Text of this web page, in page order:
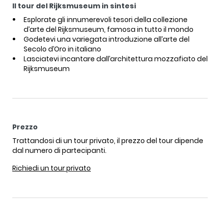
Il tour del Rijksmuseum in sintesi
Esplorate gli innumerevoli tesori della collezione
d’arte del Rijksmuseum, famosa in tutto il mondo
Godetevi una variegata introduzione all’arte del
Secolo d’Oro in italiano
Lasciatevi incantare dall’architettura mozzafiato del
Rijksmuseum
Prezzo
Trattandosi di un tour privato, il prezzo del tour dipende
dal numero di partecipanti.
Richiedi un tour privato